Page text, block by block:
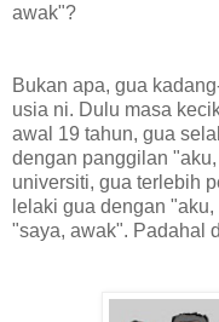
awak"?
Bukan apa, gua
usia ni. Dulu masa
awal 19 tahun, gua
dengan panggilan
universiti, gua terlebih
lelaki gua dengan
"saya, awak". Padahal